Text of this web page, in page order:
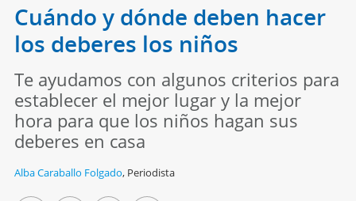
Cuándo y dónde deben hacer
los deberes los niños
Te ayudamos con algunos criterios para
establecer el mejor lugar y la mejor
hora para que los niños hagan sus
deberes en casa
Alba Caraballo Folgado, Periodista